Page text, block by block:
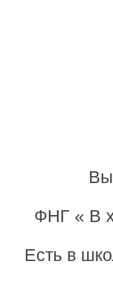
ФНГ « В
Есть в